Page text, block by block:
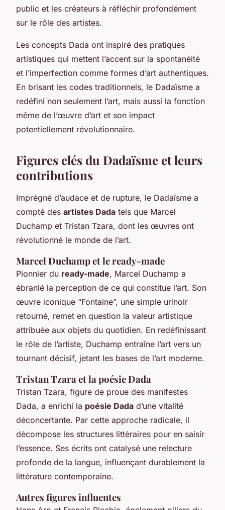
public et les créateurs à réfléchir profondément
sur le rôle des artistes.
Les concepts Dada ont inspiré des pratiques
artistiques qui mettent l’accent sur la spontanéité
et l’imperfection comme formes d’art authentiques.
En brisant les codes traditionnels, le Dadaïsme a
redéfini non seulement l’art, mais aussi la fonction
même de l’œuvre d’art et son impact
potentiellement révolutionnaire.
Figures clés du Dadaïsme et leurs
contributions
Imprégné d’audace et de rupture, le Dadaïsme a
compté des artistes Dada tels que Marcel
Duchamp et Tristan Tzara, dont les œuvres ont
révolutionné le monde de l’art.
Marcel Duchamp et le ready-made
Pionnier du ready-made, Marcel Duchamp a
ébranlé la perception de ce qui constitue l’art. Son
œuvre iconique “Fontaine”, une simple urinoir
retourné, remet en question la valeur artistique
attribuée aux objets du quotidien. En redéfinissant
le rôle de l’artiste, Duchamp entraîne l’art vers un
tournant décisif, jetant les bases de l’art moderne.
Tristan Tzara et la poésie Dada
Tristan Tzara, figure de proue des manifestes
Dada, a enrichi la poésie Dada d’une vitalité
déconcertante. Par cette approche radicale, il
décompose les structures littéraires pour en saisir
l’essence. Ses écrits ont catalysé une relecture
profonde de la langue, influençant durablement la
littérature contemporaine.
Autres figures influentes